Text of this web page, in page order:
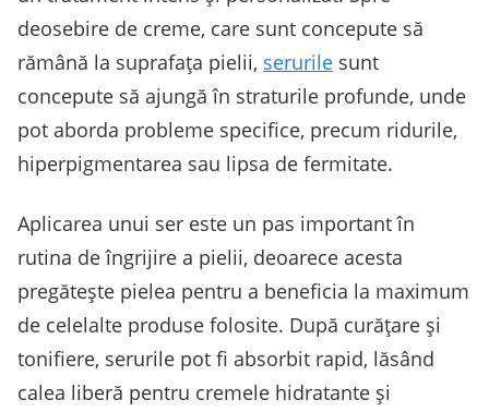
deosebire de creme, care sunt concepute să
rămână la suprafața pielii, serurile sunt
concepute să ajungă în straturile profunde, unde
pot aborda probleme specifice, precum ridurile,
hiperpigmentarea sau lipsa de fermitate.
Aplicarea unui ser este un pas important în
rutina de îngrijire a pielii, deoarece acesta
pregătește pielea pentru a beneficia la maximum
de celelalte produse folosite. După curățare și
tonifiere, serurile pot fi absorbit rapid, lăsând
calea liberă pentru cremele hidratante și